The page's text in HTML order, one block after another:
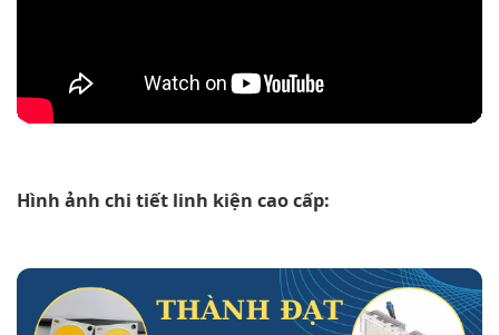
Hình ảnh chi tiết linh kiện cao cấp: